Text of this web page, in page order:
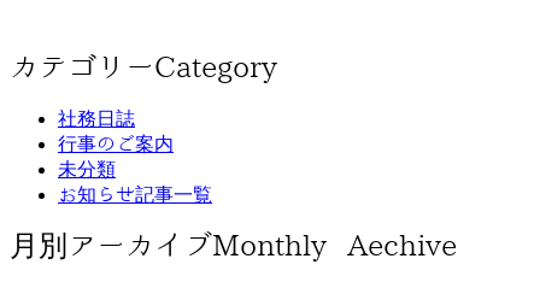
カテゴリーCategory
社務日誌
行事のご案内
未分類
お知らせ記事一覧
月別アーカイブMonthly Aechive